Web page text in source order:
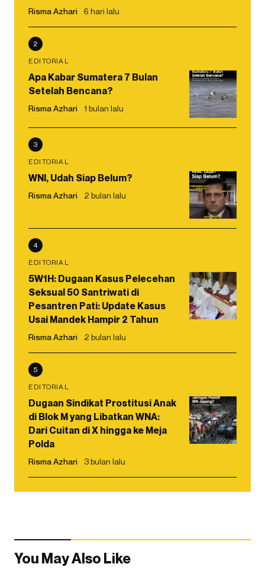
Risma Azhari 6 hari lalu
2
EDITORIAL
Apa Kabar Sumatera 7 Bulan
Setelah Bencana?
Risma Azhari 1 bulan lalu
3
EDITORIAL
WNI, Udah Siap Belum?
Risma Azhari 2 bulan lalu
4
EDITORIAL
5W1H: Dugaan Kasus Pelecehan
Seksual 50 Santriwati di
Pesantren Pati: Update Kasus
Usai Mandek Hampir 2 Tahun
Risma Azhari 2 bulan lalu
5
EDITORIAL
Dugaan Sindikat Prostitusi Anak
di Blok M yang Libatkan WNA:
Dari Cuitan di X hingga ke Meja
Polda
Risma Azhari 3 bulan lalu
You May Also Like